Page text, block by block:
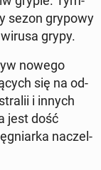
sezon grypowy
grypy.
nowego
się na od­
i innych
jest dość
na­czel­